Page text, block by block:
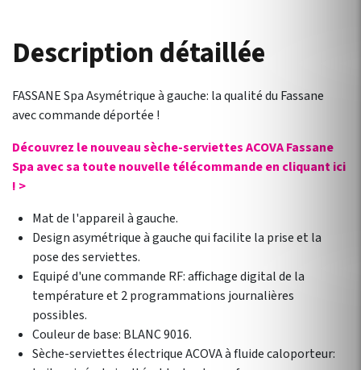
Description détaillée
FASSANE Spa Asymétrique à gauche: la qualité du Fassane
avec commande déportée !
Découvrez le nouveau sèche-serviettes ACOVA Fassane
Spa avec sa toute nouvelle télécommande en cliquant ici
! >
Mat de l'appareil à gauche.
Design asymétrique à gauche qui facilite la prise et la
pose des serviettes.
Equipé d'une commande RF: affichage digital de la
température et 2 programmations journalières
possibles.
Couleur de base: BLANC 9016.
Sèche-serviettes électrique ACOVA à fluide caloporteur: